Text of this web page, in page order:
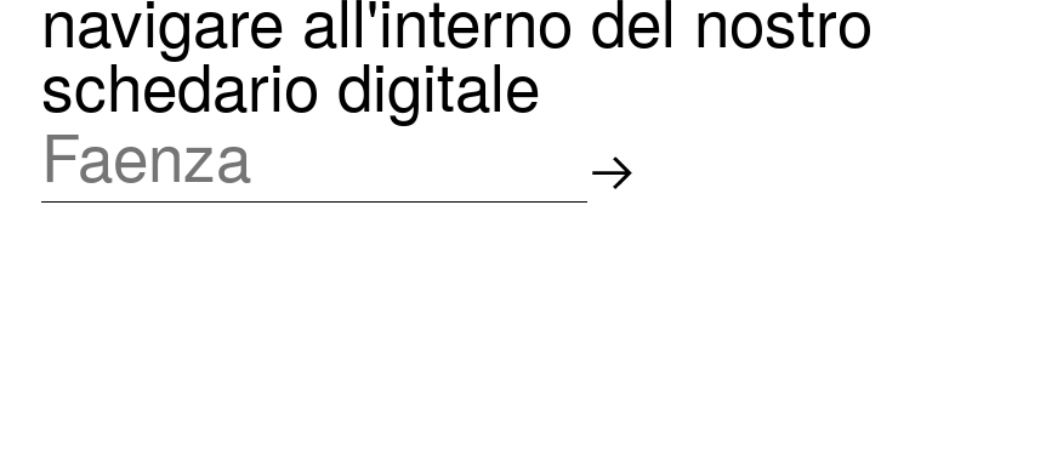
navigare all'interno del nostro
schedario digitale